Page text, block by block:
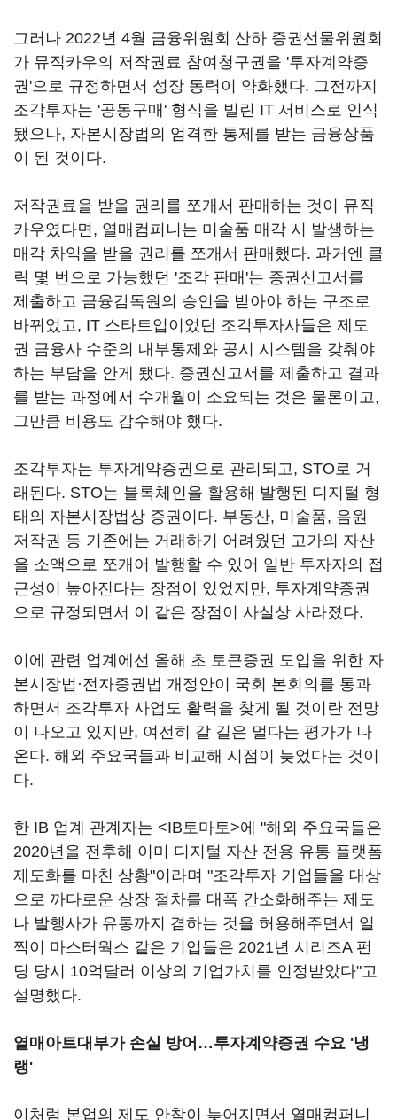
그러나 2022년 4월 금융위원회 산하 증권선물위원회
가 뮤직카우의 저작권료 참여청구권을 '투자계약증
권'으로 규정하면서 성장 동력이 약화했다. 그전까지
조각투자는 '공동구매' 형식을 빌린 IT 서비스로 인식
됐으나, 자본시장법의 엄격한 통제를 받는 금융상품
이 된 것이다.
저작권료을 받을 권리를 쪼개서 판매하는 것이 뮤직
카우였다면, 열매컴퍼니는 미술품 매각 시 발생하는
매각 차익을 받을 권리를 쪼개서 판매했다. 과거엔 클
릭 몇 번으로 가능했던 '조각 판매'는 증권신고서를
제출하고 금융감독원의 승인을 받아야 하는 구조로
바뀌었고, IT 스타트업이었던 조각투자사들은 제도
권 금융사 수준의 내부통제와 공시 시스템을 갖춰야
하는 부담을 안게 됐다. 증권신고서를 제출하고 결과
를 받는 과정에서 수개월이 소요되는 것은 물론이고,
그만큼 비용도 감수해야 했다.
조각투자는 투자계약증권으로 관리되고, STO로 거
래된다. STO는 블록체인을 활용해 발행된 디지털 형
태의 자본시장법상 증권이다. 부동산, 미술품, 음원
저작권 등 기존에는 거래하기 어려웠던 고가의 자산
을 소액으로 쪼개어 발행할 수 있어 일반 투자자의 접
근성이 높아진다는 장점이 있었지만, 투자계약증권
으로 규정되면서 이 같은 장점이 사실상 사라졌다.
이에 관련 업계에선 올해 초 토큰증권 도입을 위한 자
본시장법·전자증권법 개정안이 국회 본회의를 통과
하면서 조각투자 사업도 활력을 찾게 될 것이란 전망
이 나오고 있지만, 여전히 갈 길은 멀다는 평가가 나
온다. 해외 주요국들과 비교해 시점이 늦었다는 것이
다.
한 IB 업계 관계자는 <IB토마토>에 "해외 주요국들은
2020년을 전후해 이미 디지털 자산 전용 유통 플랫폼
제도화를 마친 상황"이라며 "조각투자 기업들을 대상
으로 까다로운 상장 절차를 대폭 간소화해주는 제도
나 발행사가 유통까지 겸하는 것을 허용해주면서 일
찍이 마스터웍스 같은 기업들은 2021년 시리즈A 펀
딩 당시 10억달러 이상의 기업가치를 인정받았다"고
설명했다.
열매아트대부가 손실 방어…투자계약증권 수요 '냉
랭'
이처럼 본업의 제도 안착이 늦어지면서 열매컴퍼니